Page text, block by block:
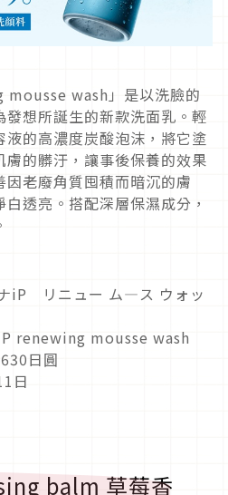
mousse wash」是以洗臉的
想所誕生的新款洗面乳。輕
的高濃度炭酸泡沫，將它塗
的髒汙，讓事後保養的效果
老廢角質囤積而暗沉的膚
透亮。搭配深層保濕成分，
iP リニュー ム―ス ウォッ
renewing mousse wash
日圓
日
balm 草莓香